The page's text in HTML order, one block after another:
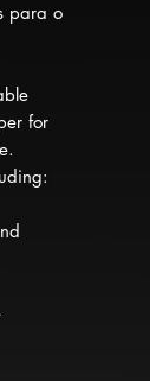
para o
for